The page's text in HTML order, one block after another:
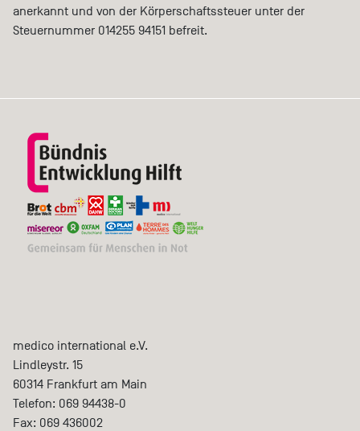
anerkannt und von der Körperschaftssteuer unter der
Steuernummer 014255 94151 befreit.
medico international e.V.
Lindleystr. 15
60314 Frankfurt am Main
Telefon: 069 94438-0
Fax: 069 436002